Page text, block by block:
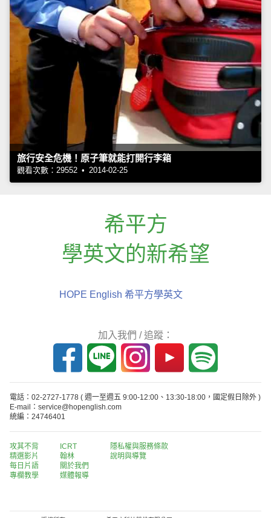
旅行安全危機！原子筆就能打開行李箱
觀看次數：29552 • 2014-02-25
希平方
學英文的新希望
HOPE English 希平方學英文
加入我們 / 追蹤：
電話：02-2727-1778 ( 週一至週五 9:00-12:00、13:30-18:00，國定假日除外 )
E-mail：service@hopenglish.com
統編：24746401
攻其不背
精選影片
每日片語
專欄教學
ICRT
翰林
關於我們
媒體報導
隱私權與服務條款
說明與導覽